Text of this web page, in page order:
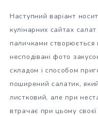
Наступний варіант
кулінарних сайтах
паличками створюється
несподівані фото
складом і способом
поширений салатик,
листковий, але при
втрачає при цьому своєї